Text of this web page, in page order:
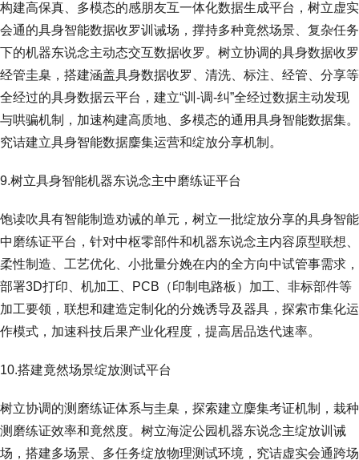
构建高保真、多模态的感朋友互一体化数据生成平台，树立虚实
会通的具身智能数据收罗训诫场，撑持多种竟然场景、复杂任务
下的机器东说念主动态交互数据收罗。树立协调的具身数据收罗
经管圭臬，搭建涵盖具身数据收罗、清洗、标注、经管、分享等
全经过的具身数据云平台，建立“训-调-纠”全经过数据主动发现
与哄骗机制，加速构建高质地、多模态的通用具身智能数据集。
究诘建立具身智能数据麇集运营和绽放分享机制。
9.树立具身智能机器东说念主中磨练证平台
饱读吹具有智能制造劝诫的单元，树立一批绽放分享的具身智能
中磨练证平台，针对中枢零部件和机器东说念主内容原型联想、
柔性制造、工艺优化、小批量分娩在内的全方向中试管事需求，
部署3D打印、机加工、PCB（印制电路板）加工、非标部件等
加工要领，联想和建造定制化的分娩诱导及器具，探索市集化运
作模式，加速科技后果产业化程度，提高居品迭代速率。
10.搭建竟然场景绽放测试平台
树立协调的测磨练证体系与圭臬，探索建立麇集考证机制，栽种
测磨练证效率和竟然度。树立海淀公园机器东说念主绽放训诫
场，搭建多场景、多任务绽放物理测试环境，究诘虚实会通跨场